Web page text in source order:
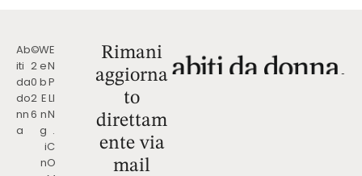
Ab
iti
da
do
nn
a
©
2
0
2
6
W
e
b
E
n
g
i
n
E
N
P
LI
N
.
C
O
Rimani
aggiorna
to
direttam
ente via
mail